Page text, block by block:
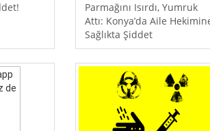
Parmağını Isırdı, Yumruk
Attı: Konya’da Aile
Sağlıkta Şiddet